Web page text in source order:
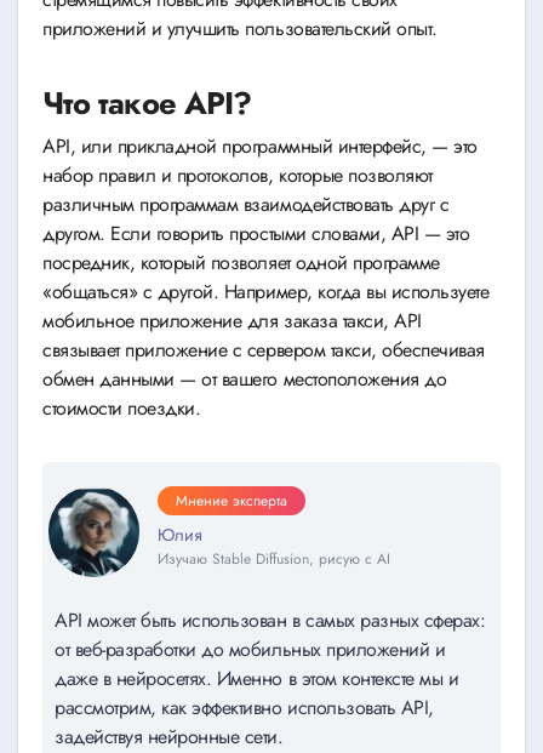
приложений и улучшить пользовательский опыт.
Что такое API?
API, или прикладной программный интерфейс, — это
набор правил и протоколов, которые позволяют
различным программам взаимодействовать друг с
другом. Если говорить простыми словами, API — это
посредник, который позволяет одной программе
«общаться» с другой. Например, когда вы используете
мобильное приложение для заказа такси, API
связывает приложение с сервером такси, обеспечивая
обмен данными — от вашего местоположения до
стоимости поездки.
Мнение эксперта
Юлия
Изучаю Stable Diffusion, рисую с AI
API может быть использован в самых разных сферах:
от веб-разработки до мобильных приложений и
даже в нейросетях. Именно в этом контексте мы и
рассмотрим, как эффективно использовать API,
задействуя нейронные сети.